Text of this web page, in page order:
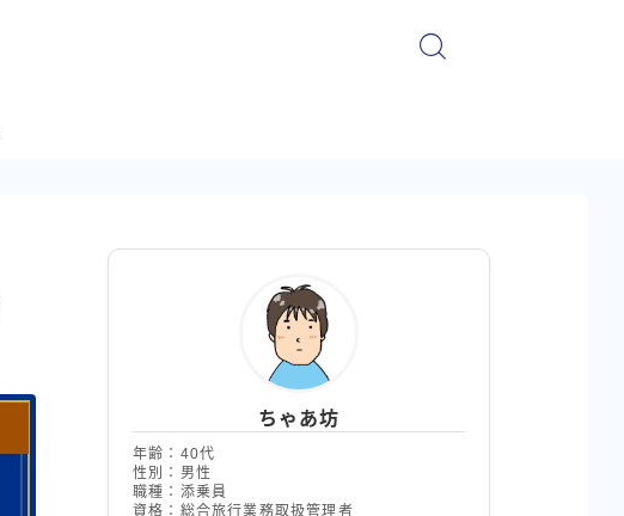
ちゃあ坊
年齢：40代
性別：男性
職種：添乗員
資格：総合旅行業務取扱管理者